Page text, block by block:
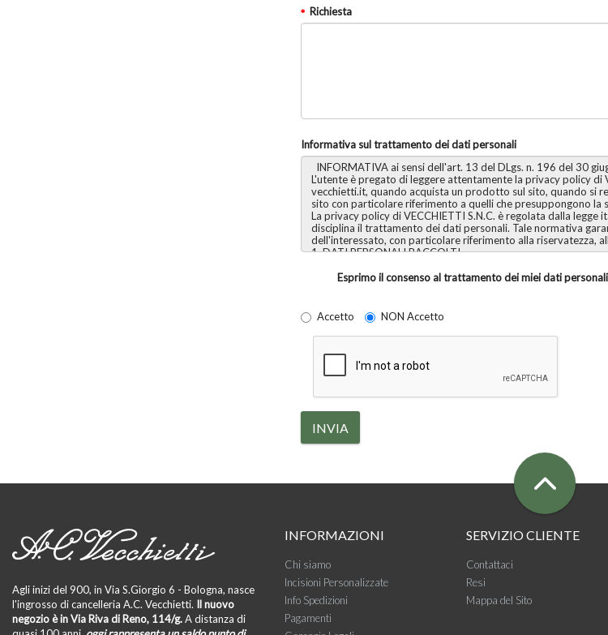
Richiesta
Informativa sul trattamento dei dati personali
Esprimo il consenso al trattamento dei miei dati
Accetto
NON Accetto
INVIA
Agli inizi del 900, in Via S.Giorgio 6 - Bologna, nasce
l'ingrosso di cancelleria A.C. Vecchietti. Il nuovo
negozio è in Via Riva di Reno, 114/g.A distanza di
INFORMAZIONI
Chi siamo
Incisioni Personalizzate
Info Spedizioni
Pagamenti
SERVIZIO CLIENTE
Contattaci
Resi
Mappa del Sito